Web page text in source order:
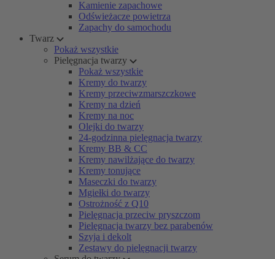
Kamienie zapachowe
Odświeżacze powietrza
Zapachy do samochodu
Twarz
Pokaż wszystkie
Pielęgnacja twarzy
Pokaż wszystkie
Kremy do twarzy
Kremy przeciwzmarszczkowe
Kremy na dzień
Kremy na noc
Olejki do twarzy
24-godzinna pielęgnacja twarzy
Kremy BB & CC
Kremy nawilżające do twarzy
Kremy tonujące
Maseczki do twarzy
Mgiełki do twarzy
Ostrożność z Q10
Pielęgnacja przeciw pryszczom
Pielęgnacja twarzy bez parabenów
Szyja i dekolt
Zestawy do pielęgnacji twarzy